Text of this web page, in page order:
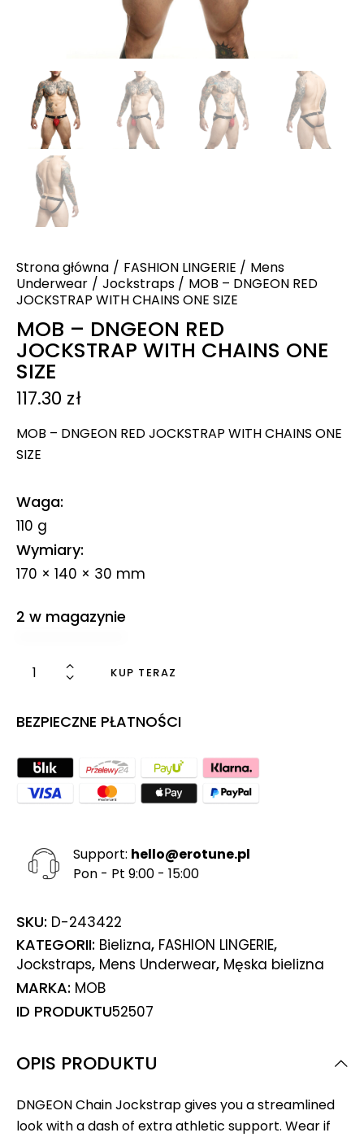
Strona główna FASHION LINGERIE
Mens
Underwear
Jockstraps
MOB – DNGEON RED
JOCKSTRAP WITH CHAINS ONE SIZE
MOB – DNGEON RED
JOCKSTRAP WITH CHAINS ONE
SIZE
117.30 zł
MOB – DNGEON RED JOCKSTRAP WITH CHAINS ONE
SIZE
Waga
110 g
Wymiary
170 × 140 × 30 mm
2 w magazynie
KUP TERAZ
BEZPIECZNE PŁATNOŚCI
Support: hello@erotune.pl
Pon - Pt 9:00 - 15:00
SKU: D-243422
KATEGORII: Bielizna, FASHION LINGERIE,
Jockstraps, Mens Underwear, Męska bielizna
MARKA: MOB
ID PRODUKTU52507
OPIS PRODUKTU
DNGEON Chain Jockstrap gives you a streamlined
look with a dash of extra athletic support. Wear if